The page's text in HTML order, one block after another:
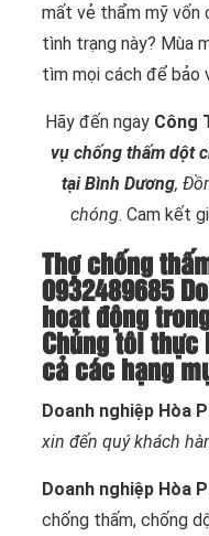
mất vẻ thẩm mỹ vốn
tình trạng này? Mùa
tìm mọi cách để bảo
Hãy đến ngay Công
vụ chống thấm dột
tại Bình Dương,
chóng. Cam kết
Thợ chống
0932489685
hoạt động
Chúng tôi thực
cả các hạng
Doanh nghiệp Hòa
xin đến quý khách
Doanh nghiệp Hòa
chống thấm, chống